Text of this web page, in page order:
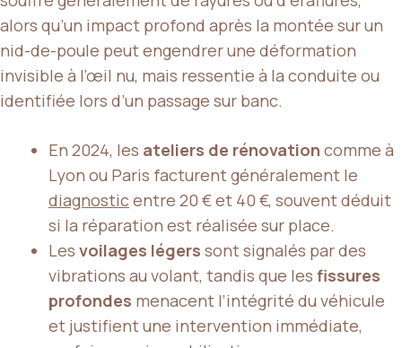
alors qu’un impact profond après la montée sur un
nid-de-poule peut engendrer une déformation
invisible à l’œil nu, mais ressentie à la conduite ou
identifiée lors d’un passage sur banc.
En 2024, les ateliers de rénovation comme à
Lyon ou Paris facturent généralement le
diagnostic entre 20 € et 40 €, souvent déduit
si la réparation est réalisée sur place.
Les voilages légers sont signalés par des
vibrations au volant, tandis que les fissures
profondes menacent l’intégrité du véhicule
et justifient une intervention immédiate,